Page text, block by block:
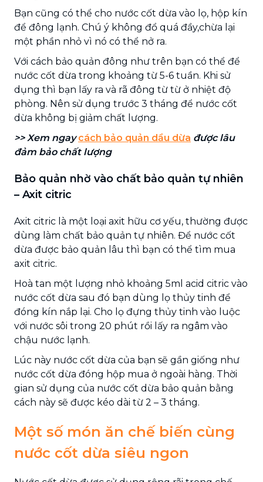
Bạn cũng có thể cho nước cốt dừa vào lọ, hộp kín
để đông lạnh. Chú ý không đổ quá đầy,chừa lại
một phần nhỏ vì nó có thể nở ra.
Với cách bảo quản đông như trên bạn có thể để
nước cốt dừa trong khoảng từ 5-6 tuần. Khi sử
dụng thì bạn lấy ra và rã đông từ từ ở nhiệt độ
phòng. Nên sử dụng trước 3 tháng để nước cốt
dừa không bị giảm chất lượng.
>> Xem ngaycách bảo quản dầu dừa được lâu
đảm bảo chất lượng
Bảo quản nhờ vào chất bảo quản tự nhiên
– Axit citric
Axit citric là một loại axit hữu cơ yếu, thường được
dùng làm chất bảo quản tự nhiên. Để nước cốt
dừa được bảo quản lâu thì bạn có thể tìm mua
axit citric.
Hoà tan một lượng nhỏ khoảng 5ml acid citric vào
nước cốt dừa sau đó bạn dùng lọ thủy tinh để
đóng kín nắp lại. Cho lọ đựng thủy tinh vào luộc
với nước sôi trong 20 phút rồi lấy ra ngâm vào
chậu nước lạnh.
Lúc này nước cốt dừa của bạn sẽ gần giống như
nước cốt dừa đóng hộp mua ở ngoài hàng. Thời
gian sử dụng của nước cốt dừa bảo quản bằng
cách này sẽ được kéo dài từ 2 – 3 tháng.
Một số món ăn chế biến cùng
nước cốt dừa siêu ngon